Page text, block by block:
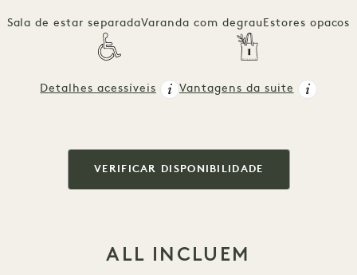
Sala de estar separadaVaranda com degrauEstores opacos
Detalhes acessíveis Vantagens da suite
VERIFICAR DISPONIBILIDADE
ALL INCLUEM